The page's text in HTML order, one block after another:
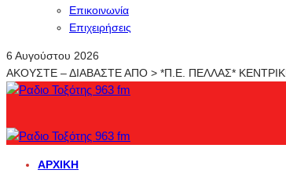
Επικοινωνία
Επιχειρήσεις
6 Αυγούστου 2026
ΑΚΟΥΣΤΕ – ΔΙΑΒΑΣΤΕ ΑΠΟ > *Π.Ε. ΠΕΛΛΑΣ*
ΑΡΧΙΚΉ